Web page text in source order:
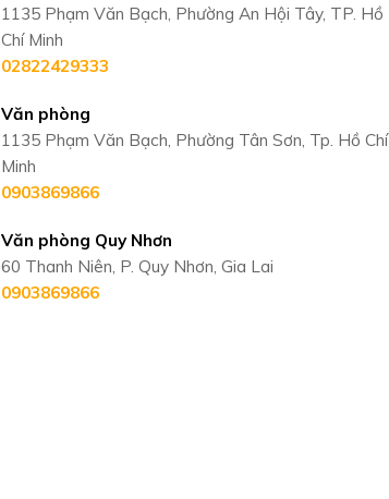
1135 Phạm Văn Bạch, Phường An Hội Tây, TP. Hồ
Chí Minh
02822429333
Văn phòng
1135 Phạm Văn Bạch, Phường Tân Sơn, Tp. Hồ Chí
Minh
0903869866
Văn phòng Quy Nhơn
60 Thanh Niên, P. Quy Nhơn, Gia Lai
0903869866